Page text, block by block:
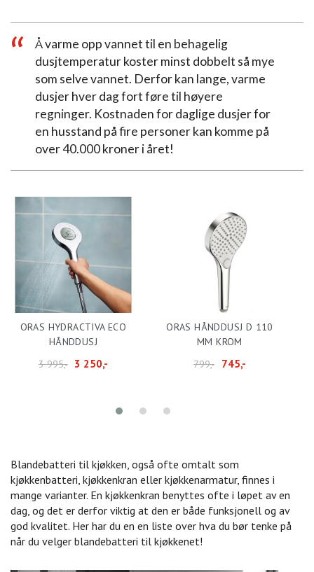
Å varme opp vannet til en behagelig
dusjtemperatur koster minst dobbelt så mye
som selve vannet. Derfor kan lange, varme
dusjer hver dag fort føre til høyere
regninger. Kostnaden for daglige dusjer for
en husstand på fire personer kan komme på
over 40.000 kroner i året!
ORAS HYDRACTIVA ECO
HÅNDDUSJ
3 995,- 3 250,-
ORAS HÅNDDUSJ D 110
MM KROM
799,-
745,-
Blandebatteri til kjøkken, også ofte omtalt som
kjøkkenbatteri, kjøkkenkran eller kjøkkenarmatur, finnes i
mange varianter. En kjøkkenkran benyttes ofte i løpet av en
dag, og det er derfor viktig at den er både funksjonell og av
god kvalitet. Her har du en en liste over hva du bør tenke på
når du velger blandebatteri til kjøkkenet!